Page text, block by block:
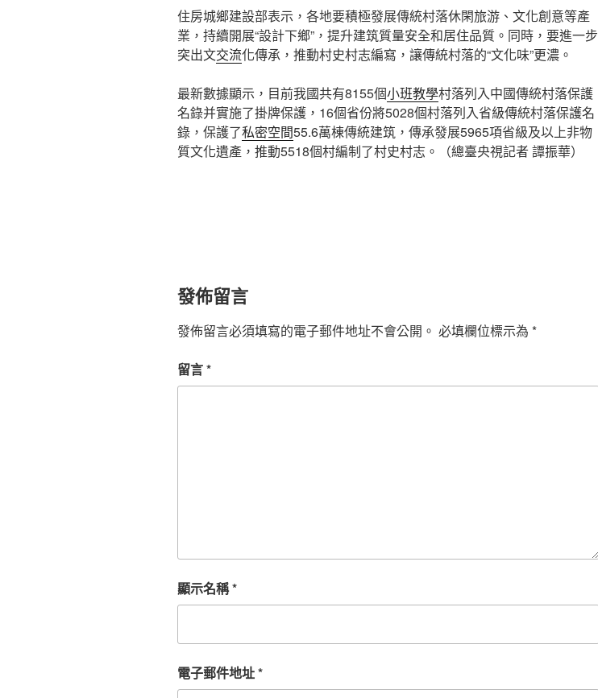
住房城鄉建設部表示，各地要積極發展傳統村落休閑旅游、文化創意等產
業，持續開展“設計下鄉”，提升建筑質量安全和居住品質。同時，要進一步
突出文交流化傳承，推動村史村志編寫，讓傳統村落的“文化味”更濃。
最新數據顯示，目前我國共有8155個小班教學村落列入中國傳統村落保護
名錄并實施了掛牌保護，16個省份將5028個村落列入省級傳統村落保護名
錄，保護了私密空間55.6萬棟傳統建筑，傳承發展5965項省級及以上非物
質文化遺產，推動5518個村編制了村史村志。（總臺央視記者 譚振華）
發佈留言
發佈留言必須填寫的電子郵件地址不會公開。 必填欄位標示為 *
留言*
顯示名稱*
電子郵件地址*